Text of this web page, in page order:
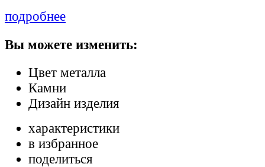
подробнее
Вы можете изменить:
Цвет металла
Камни
Дизайн изделия
характеристики
в избранное
поделиться